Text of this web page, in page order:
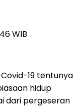
WIB
Covid-19 tentunya
hidup
dari pergeseran